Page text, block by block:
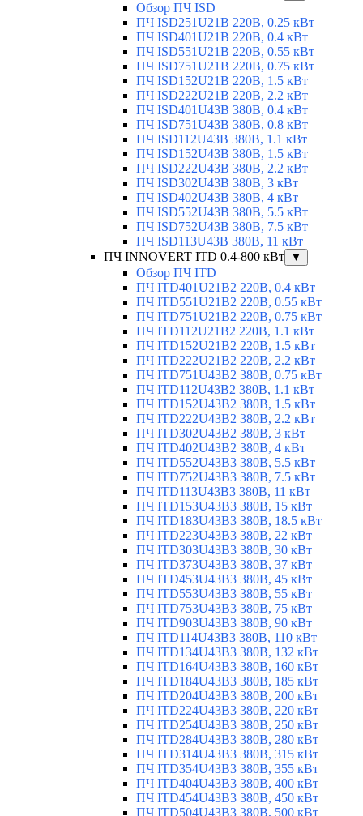
Обзор ПЧ ISD
ПЧ ISD251U21B 220В, 0.25 кВт
ПЧ ISD401U21B 220В, 0.4 кВт
ПЧ ISD551U21B 220В, 0.55 кВт
ПЧ ISD751U21B 220В, 0.75 кВт
ПЧ ISD152U21B 220В, 1.5 кВт
ПЧ ISD222U21B 220В, 2.2 кВт
ПЧ ISD401U43B 380В, 0.4 кВт
ПЧ ISD751U43B 380В, 0.8 кВт
ПЧ ISD112U43B 380В, 1.1 кВт
ПЧ ISD152U43B 380В, 1.5 кВт
ПЧ ISD222U43B 380В, 2.2 кВт
ПЧ ISD302U43B 380В, 3 кВт
ПЧ ISD402U43B 380В, 4 кВт
ПЧ ISD552U43B 380В, 5.5 кВт
ПЧ ISD752U43B 380В, 7.5 кВт
ПЧ ISD113U43B 380В, 11 кВт
ПЧ INNOVERT ITD 0.4-800 кВт
▼
Обзор ПЧ ITD
ПЧ ITD401U21B2 220В, 0.4 кВт
ПЧ ITD551U21B2 220В, 0.55 кВт
ПЧ ITD751U21B2 220В, 0.75 кВт
ПЧ ITD112U21B2 220В, 1.1 кВт
ПЧ ITD152U21B2 220В, 1.5 кВт
ПЧ ITD222U21B2 220В, 2.2 кВт
ПЧ ITD751U43B2 380В, 0.75 кВт
ПЧ ITD112U43B2 380В, 1.1 кВт
ПЧ ITD152U43B2 380В, 1.5 кВт
ПЧ ITD222U43B2 380В, 2.2 кВт
ПЧ ITD302U43B2 380В, 3 кВт
ПЧ ITD402U43B2 380В, 4 кВт
ПЧ ITD552U43B3 380В, 5.5 кВт
ПЧ ITD752U43B3 380В, 7.5 кВт
ПЧ ITD113U43B3 380В, 11 кВт
ПЧ ITD153U43B3 380В, 15 кВт
ПЧ ITD183U43B3 380В, 18.5 кВт
ПЧ ITD223U43B3 380В, 22 кВт
ПЧ ITD303U43B3 380В, 30 кВт
ПЧ ITD373U43B3 380В, 37 кВт
ПЧ ITD453U43B3 380В, 45 кВт
ПЧ ITD553U43B3 380В, 55 кВт
ПЧ ITD753U43B3 380В, 75 кВт
ПЧ ITD903U43B3 380В, 90 кВт
ПЧ ITD114U43B3 380В, 110 кВт
ПЧ ITD134U43B3 380В, 132 кВт
ПЧ ITD164U43B3 380В, 160 кВт
ПЧ ITD184U43B3 380В, 185 кВт
ПЧ ITD204U43B3 380В, 200 кВт
ПЧ ITD224U43B3 380В, 220 кВт
ПЧ ITD254U43B3 380В, 250 кВт
ПЧ ITD284U43B3 380В, 280 кВт
ПЧ ITD314U43B3 380В, 315 кВт
ПЧ ITD354U43B3 380В, 355 кВт
ПЧ ITD404U43B3 380В, 400 кВт
ПЧ ITD454U43B3 380В, 450 кВт
ПЧ ITD504U43B3 380В, 500 кВт